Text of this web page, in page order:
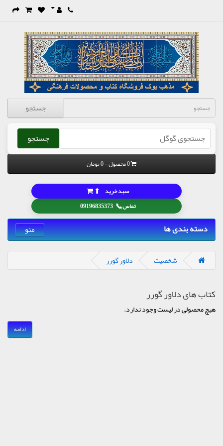
جستجو
جستجو
0 محصول - 0 تومان
تماس📞
09196835373
سبد خرید ⬆
دسته بندی ها منو
شخصیت دلاور گورر
کتاب های دلاور گورر
هیچ محصولی در لیست وجود ندارد.
ادامه